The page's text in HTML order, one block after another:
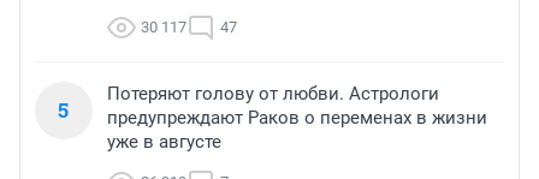
30 117 47
5
Потеряют голову от любви. Астрологи
предупреждают Раков о переменах в жизни
уже в августе